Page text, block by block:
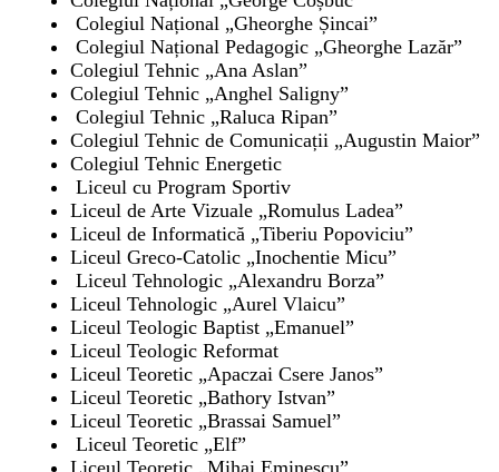
Colegiul Național „Gheorghe Șincai”
Colegiul Național Pedagogic „Gheorghe Lazăr”
Colegiul Tehnic „Ana Aslan”
Colegiul Tehnic „Anghel Saligny”
Colegiul Tehnic „Raluca Ripan”
Colegiul Tehnic de Comunicații „Augustin Maior”
Colegiul Tehnic Energetic
Liceul cu Program Sportiv
Liceul de Arte Vizuale „Romulus Ladea”
Liceul de Informatică „Tiberiu Popoviciu”
Liceul Greco-Catolic „Inochentie Micu”
Liceul Tehnologic „Alexandru Borza”
Liceul Tehnologic „Aurel Vlaicu”
Liceul Teologic Baptist „Emanuel”
Liceul Teologic Reformat
Liceul Teoretic „Apaczai Csere Janos”
Liceul Teoretic „Bathory Istvan”
Liceul Teoretic „Brassai Samuel”
Liceul Teoretic „Elf”